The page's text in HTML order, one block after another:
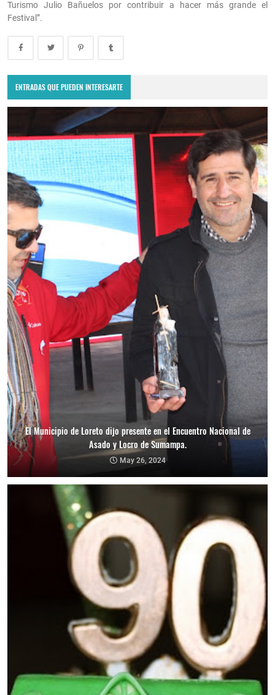
Turismo Julio Bañuelos por contribuir a hacer más grande el
Festival”.
ENTRADAS QUE PUEDEN INTERESARTE
El Municipio de Loreto dijo presente en el Encuentro Nacional de
Asado y Locro de Sumampa.
May 26, 2024